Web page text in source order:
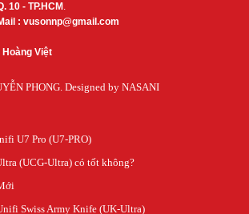
vs-CrowdStrike
Alto
10 - TP.HCM .
: vusonnp@gmail.com
Hoàng Việt
PHONG . Designed by NASANI
U7 Pro (U7-PRO)
(UCG-Ultra) có tốt không?
Swiss Army Knife (UK-Ultra)